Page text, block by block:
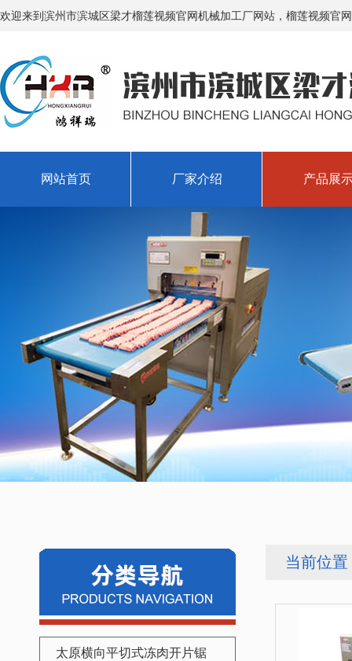
欢迎来到滨州市滨城区梁才榴莲视频官网机械加工厂网站，榴莲视频官网
网站首页 厂家介绍 产品展
太原横向平切式冻肉开片锯
当前位